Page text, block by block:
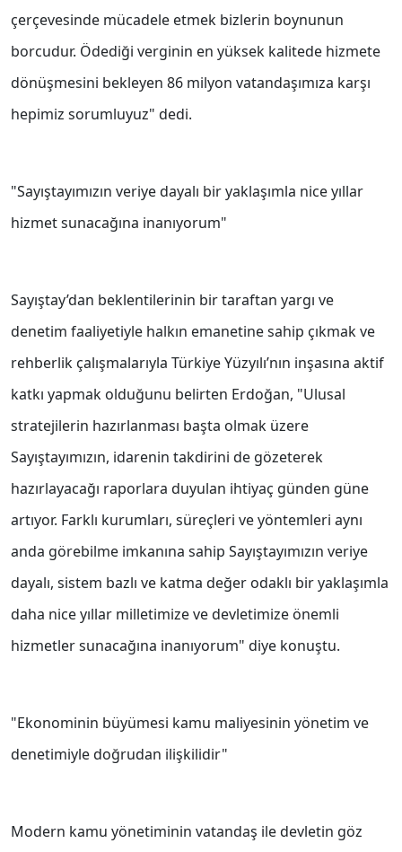
çerçevesinde mücadele etmek bizlerin boynunun
borcudur. Ödediği verginin en yüksek kalitede hizmete
dönüşmesini bekleyen 86 milyon vatandaşımıza karşı
hepimiz sorumluyuz" dedi.
"Sayıştayımızın veriye dayalı bir yaklaşımla nice yıllar
hizmet sunacağına inanıyorum"
Sayıştay’dan beklentilerinin bir taraftan yargı ve
denetim faaliyetiyle halkın emanetine sahip çıkmak ve
rehberlik çalışmalarıyla Türkiye Yüzyılı’nın inşasına aktif
katkı yapmak olduğunu belirten Erdoğan, "Ulusal
stratejilerin hazırlanması başta olmak üzere
Sayıştayımızın, idarenin takdirini de gözeterek
hazırlayacağı raporlara duyulan ihtiyaç günden güne
artıyor. Farklı kurumları, süreçleri ve yöntemleri aynı
anda görebilme imkanına sahip Sayıştayımızın veriye
dayalı, sistem bazlı ve katma değer odaklı bir yaklaşımla
daha nice yıllar milletimize ve devletimize önemli
hizmetler sunacağına inanıyorum" diye konuştu.
"Ekonominin büyümesi kamu maliyesinin yönetim ve
denetimiyle doğrudan ilişkilidir"
Modern kamu yönetiminin vatandaş ile devletin göz